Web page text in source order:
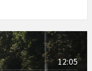
12:05